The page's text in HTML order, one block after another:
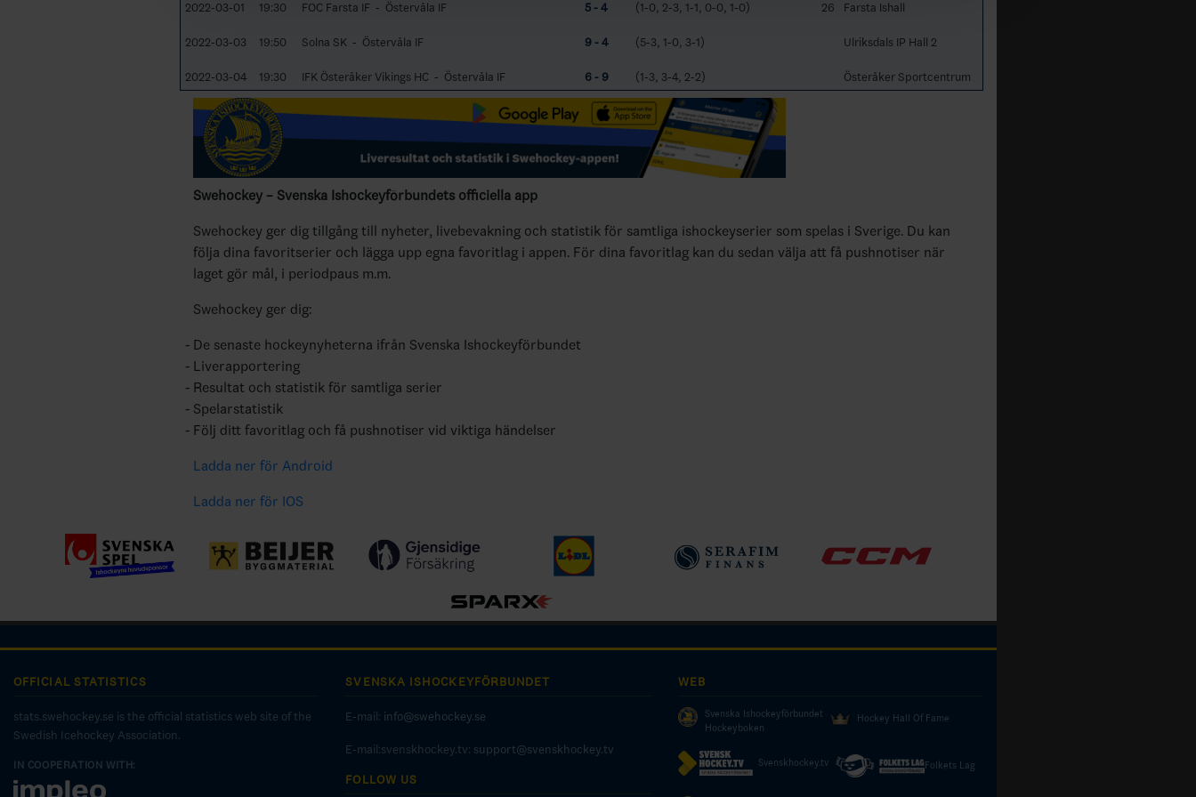
2022-03-01 19:30 FOC Farsta IF - Östervåla IF 5 - 4 (1-0, 2-3, 1-1, 0-0, 1-0) 26 Farsta Ishall
2022-03-03 19:50 Solna SK - Östervåla IF 9 - 4 (5-3, 1-0, 3-1) Ulriksdals IP Hall 2
2022-03-04 19:30 IFK Österåker Vikings HC - Östervåla IF 6 - 9 (1-3, 3-4, 2-2) Österåker Sportcentrum
Swehockey – Svenska Ishockeyförbundets officiella app
Swehockey ger dig tillgång till nyheter, livebevakning och statistik för samtliga ishockeyserier som spelas i Sverige. Du kan
följa dina favoritserier och lägga upp egna favoritlag i appen. För dina favoritlag kan du sedan välja att få pushnotiser när
laget gör mål, i periodpaus m.m.
Swehockey ger dig:
De senaste hockeynyheterna ifrån Svenska Ishockeyförbundet
Liverapportering
Resultat och statistik för samtliga serier
Spelarstatistik
Följ ditt favoritlag och få pushnotiser vid viktiga händelser
Ladda ner för Android
Ladda ner för IOS
OFFICIAL STATISTICS
stats.swehockey.se is the official statistics web site of the
Swedish Icehockey Association.
IN COOPERATION WITH:
SVENSKA ISHOCKEYFÖRBUNDET
E-mail: info@swehockey.se
E-mail:svenskhockey.tv: support@svenskhockey.tv
FOLLOW US
WEB
Svenska Ishockeyförbundet
Hockeyboken
Hockey Hall Of Fame
Svenskhockey.tv Folkets Lag